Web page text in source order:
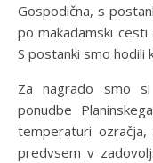
Gospodična, s
po makadamski cesti
S postanki smo hodili
Za nagrado smo
ponudbe
temperaturi
predvsem v